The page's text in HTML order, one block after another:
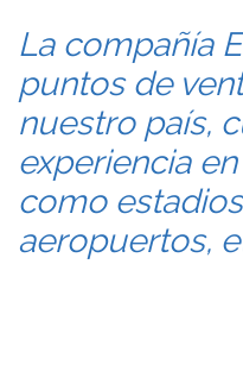
La compañía
puntos de
nuestro país,
experiencia
como
aeropuertos,